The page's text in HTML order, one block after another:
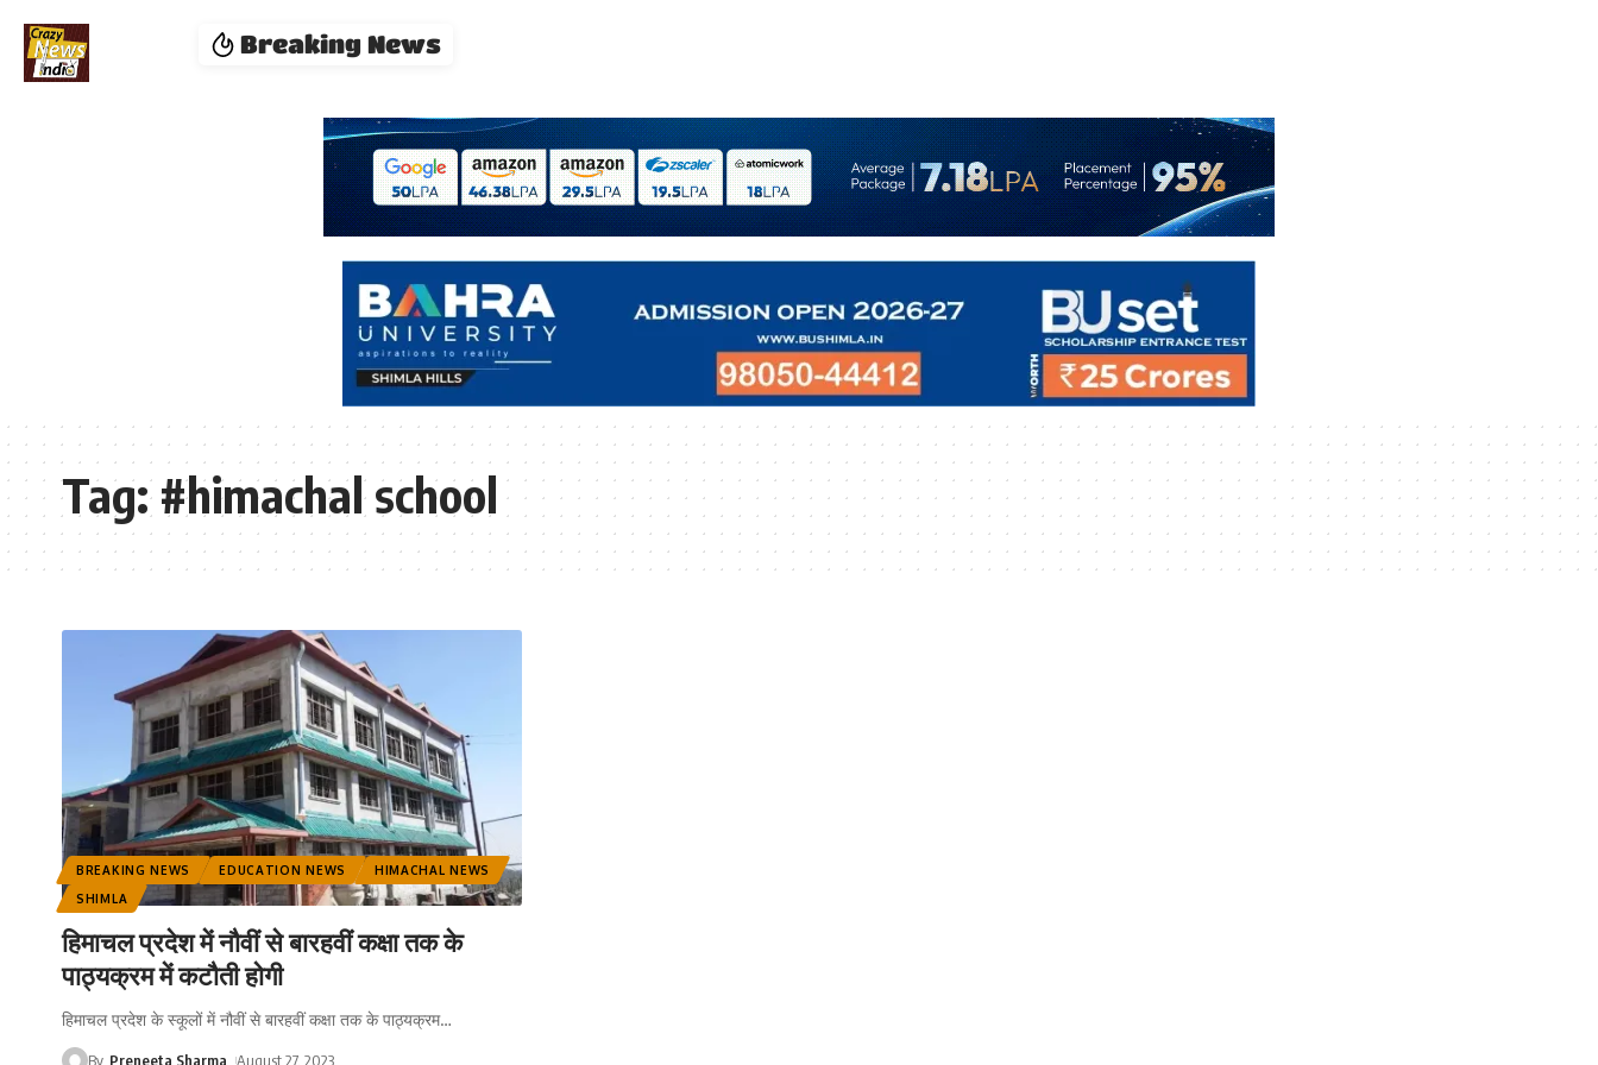
Breaking News
Tag:#himachal school
BREAKING NEWS EDUCATION NEWS
HIMACHAL NEWS
SHIMLA
हिमाचल प्रदेश में नौवीं से बारहवीं कक्षा तक के
पाठ्यक्रम में कटौती होगी
हिमाचल प्रदेश के स्कूलों में नौवीं से बारहवीं कक्षा तक के पाठ्यक्रम…
By Preneeta Sharma August 27, 2023